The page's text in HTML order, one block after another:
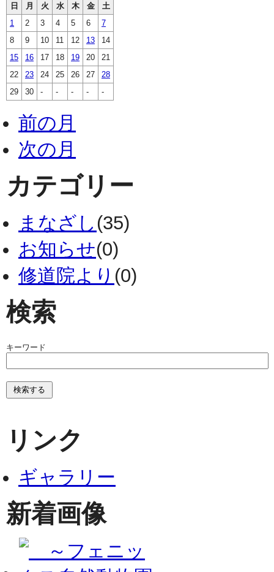
日 月 火 水 木 金
土
1
2 3 4 5 6
7
8
9 10 11 12 13
14
15
16 17 18 19 20
21
22
23 24 25 26 27
28
29
30 - - - - -
前の月
次の月
カテゴリー
まなざし (35)
お知らせ(0)
修道院より (0)
検索
キーワード
リンク
ギャラリー
新着画像